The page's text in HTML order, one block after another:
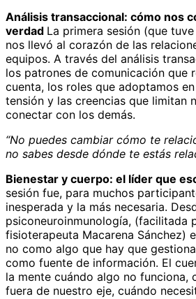
Análisis transaccional: cómo nos
verdad La primera sesión (que
nos llevó al corazón de las
equipos. A través del análisis
los patrones de comunicación que
cuenta, los roles que adoptamos
tensión y las creencias que limitan
conectar con los demás.
“No puedes cambiar cómo te
no sabes desde dónde te estás
Bienestar y cuerpo: el líder que
sesión fue, para muchos
inesperada y la más necesaria.
psiconeuroinmunología, (facilitada
fisioterapeuta Macarena Sánchez)
no como algo que hay que
como fuente de información. El
la mente cuándo algo no funciona,
fuera de nuestro eje, cuándo